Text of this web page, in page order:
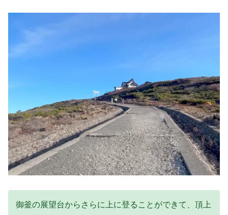
御釜の展望台からさらに上に登ることができて、頂上